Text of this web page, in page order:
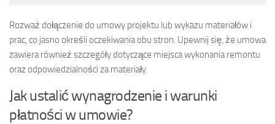
Rozważ dołączenie do umowy projektu lub wykazu materiałów i
prac, co jasno określi oczekiwania obu stron. Upewnij się, że umowa
zawiera również szczegóły dotyczące miejsca wykonania remontu
oraz odpowiedzialności za materiały.
Jak ustalić wynagrodzenie i warunki
płatności w umowie?